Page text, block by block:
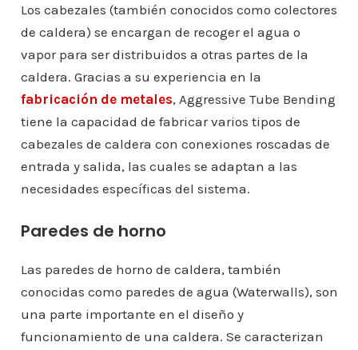
Los cabezales (también conocidos como colectores
de caldera) se encargan de recoger el agua o
vapor para ser distribuidos a otras partes de la
caldera. Gracias a su experiencia en la
fabricación de metales, Aggressive Tube Bending
tiene la capacidad de fabricar varios tipos de
cabezales de caldera con conexiones roscadas de
entrada y salida, las cuales se adaptan a las
necesidades específicas del sistema.
Paredes de horno
Las paredes de horno de caldera, también
conocidas como paredes de agua (Waterwalls), son
una parte importante en el diseño y
funcionamiento de una caldera. Se caracterizan